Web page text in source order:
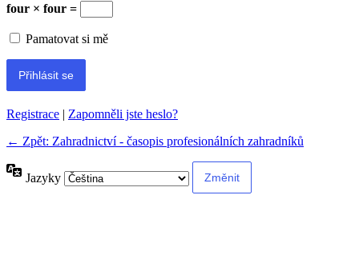
four × four =
Pamatovat si mě
Registrace | Zapomněli jste heslo?
← Zpět: Zahradnictví - časopis profesionálních zahradníků
Jazyky